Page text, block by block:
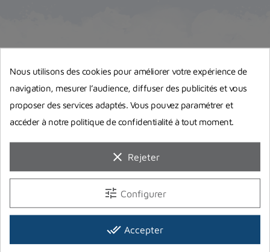
Guides d'achat
Nous utilisons des cookies pour améliorer votre expérience de
navigation, mesurer l’audience, diffuser des publicités et vous
proposer des services adaptés. Vous pouvez paramétrer et
accéder à notre politique de confidentialité à tout moment.
clear Rejeter
tune Configurer
done_all Accepter